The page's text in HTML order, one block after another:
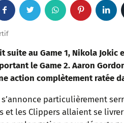
c
o
i
e
W
a
t
s
a
P
n
r
n
d
suite au Game 1, Nikola
le Game 2. Aaron
action complètement ratée
particulièrement
et les Clippers allaient se